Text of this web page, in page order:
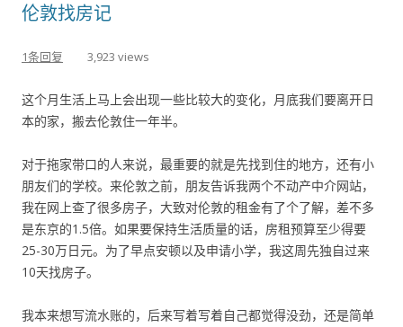
伦敦找房记
1条回复 3,923 views
这个月生活上马上会出现一些比较大的变化，月底我们要离开日
本的家，搬去伦敦住一年半。
对于拖家带口的人来说，最重要的就是先找到住的地方，还有小
朋友们的学校。来伦敦之前，朋友告诉我两个不动产中介网站，
我在网上查了很多房子，大致对伦敦的租金有了个了解，差不多
是东京的1.5倍。如果要保持生活质量的话，房租预算至少得要
25-30万日元。为了早点安顿以及申请小学，我这周先独自过来
10天找房子。
我本来想写流水账的，后来写着写着自己都觉得没劲，还是简单